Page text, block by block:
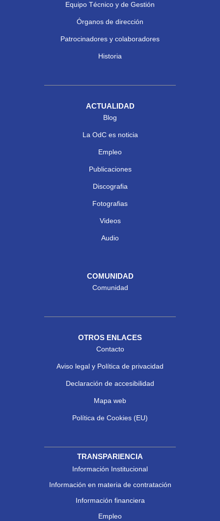
Equipo Técnico y de Gestión
Órganos de dirección
Patrocinadores y colaboradores
Historia
ACTUALIDAD
Blog
La OdC es noticia
Empleo
Publicaciones
Discografia
Fotografias
Videos
Audio
COMUNIDAD
Comunidad
OTROS ENLACES
Contacto
Aviso legal y Política de privacidad
Declaración de accesibilidad
Mapa web
Política de Cookies (EU)
TRANSPARIENCIA
Información Institucional
Información en materia de contratación
Información financiera
Empleo